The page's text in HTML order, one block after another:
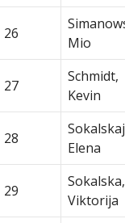
26
Mio
27
Schmidt,
Kevin
28
Elena
29
Sokalska,
Viktorija